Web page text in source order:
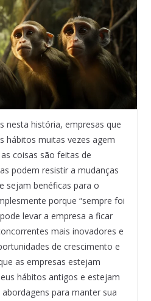
nesta história, empresas que
hábitos muitas vezes agem
coisas são feitas de
podem resistir a mudanças
sejam benéficas para o
porque “sempre foi
levar a empresa a ficar
mais inovadores e
de crescimento e
as empresas estejam
hábitos antigos e estejam
para manter sua